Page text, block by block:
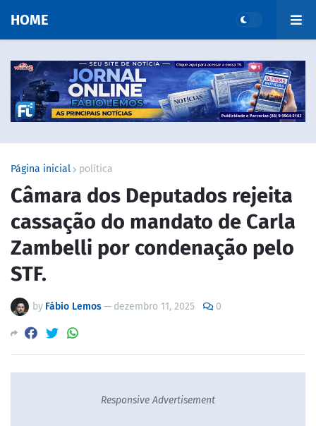
HOME
Página inicial política
Câmara dos Deputados rejeita
cassação do mandato de Carla
Zambelli por condenação pelo
STF.
by Fábio Lemos— dezembro 11, 2025 0
Responsive Advertisement